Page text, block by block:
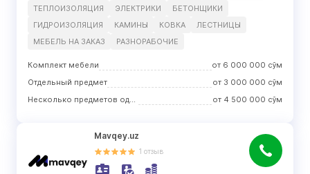
ТЕПЛОИЗОЛЯЦИЯ
ЭЛЕКТРИКИ
БЕТОНЩИКИ
ГИДРОИЗОЛЯЦИЯ
КАМИНЫ КОВКА
ЛЕСТНИЦЫ
МЕБЕЛЬ НА ЗАКАЗ
РАЗНОРАБОЧИЕ
Комплект мебели от 6 000 000 сўм
Отдельный предмет
от 3 000 000 сўм
Несколько предметов одного вида
от 4 500 000 сўм
Mavqey.uz
1 отзыв